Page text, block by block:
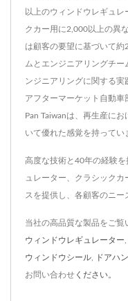
以上のウィンドウレギュ
クカー用に2,000以上の異
は顧客の要望に基づいて
ムとエンジニアリングチ
ンジニアリングに関する実
アフターマーケット自動
Pan Taiwanは、再生産に
いて優れた感覚を持ってい
高度な技術と40年の経験
ュレーター、クラシック
スを提供し、各顧客のニー
当社の高品質な製品をご覧
ウィンドウレギュレーター,
ウィンドウシール, ドアハ
お問い合わせ ください。